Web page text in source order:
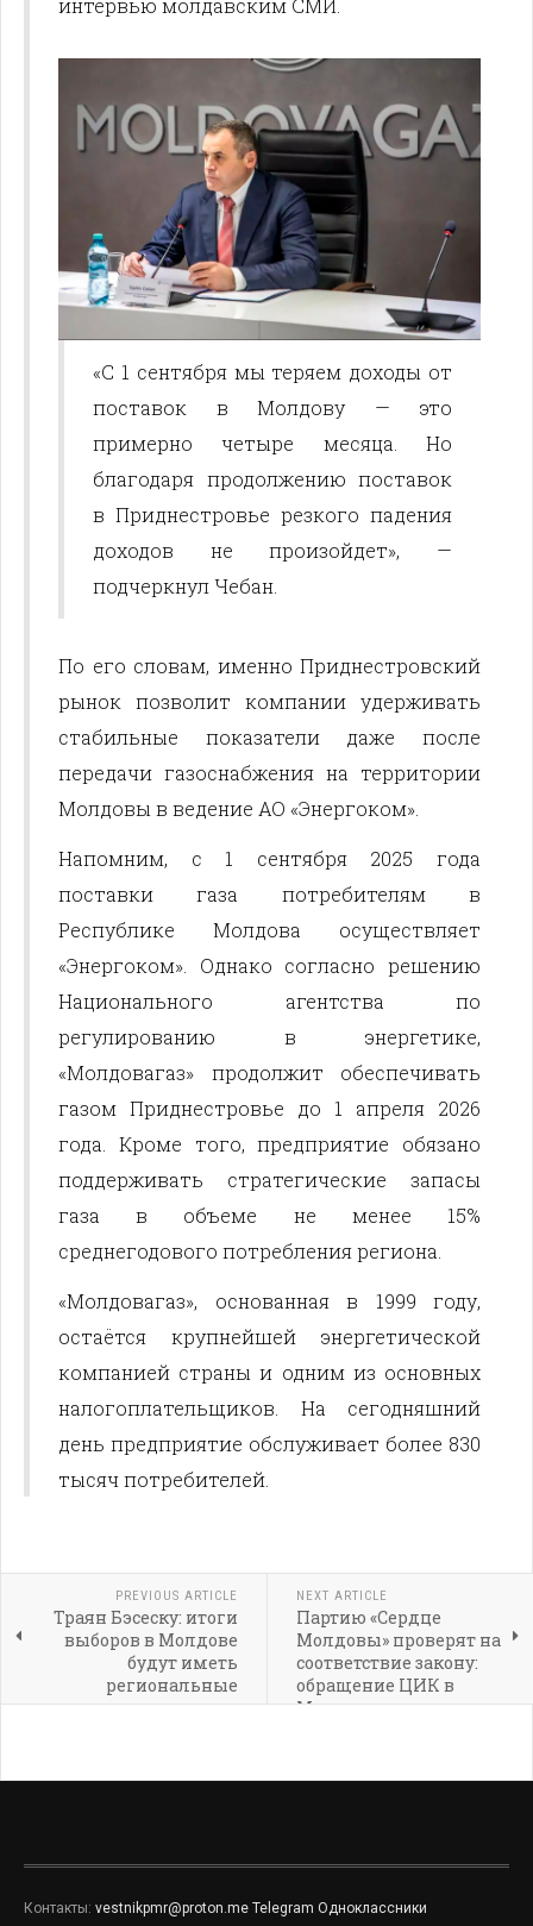
интервью молдавским СМИ.
«С 1 сентября мы теряем доходы от
поставок в Молдову — это
примерно четыре месяца. Но
благодаря продолжению поставок
в Приднестровье резкого падения
доходов не произойдет», —
подчеркнул Чебан.
По его словам, именно Приднестровский
рынок позволит компании удерживать
стабильные показатели даже после
передачи газоснабжения на территории
Молдовы в ведение АО «Энергоком».
Напомним, с 1 сентября 2025 года
поставки газа потребителям в
Республике Молдова осуществляет
«Энергоком». Однако согласно решению
Национального агентства по
регулированию в энергетике,
«Молдовагаз» продолжит обеспечивать
газом Приднестровье до 1 апреля 2026
года. Кроме того, предприятие обязано
поддерживать стратегические запасы
газа в объеме не менее 15%
среднегодового потребления региона.
«Молдовагаз», основанная в 1999 году,
остаётся крупнейшей энергетической
компанией страны и одним из основных
налогоплательщиков. На сегодняшний
день предприятие обслуживает более 830
тысяч потребителей.
PREVIOUS ARTICLE
Траян Бэсеску: итоги
выборов в Молдове
будут иметь
региональные
последствия
NEXT ARTICLE
Партию «Сердце
Молдовы» проверят на
соответствие закону:
обращение ЦИК в
Минюст
Контакты: vestnikpmr@proton.me Telegram Одноклассники